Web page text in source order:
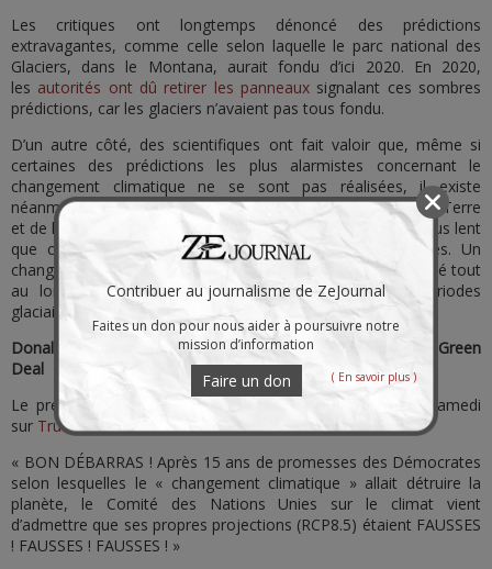
Les critiques ont longtemps dénoncé des prédictions
extravagantes, comme celle selon laquelle le parc national des
Glaciers, dans le Montana, aurait fondu d’ici 2020. En 2020,
les autorités ont dû retirer les panneaux signalant ces sombres
prédictions, car les glaciers n’avaient pas tous fondu.
D’un autre côté, des scientifiques ont fait valoir que, même si
certaines des prédictions les plus alarmistes concernant le
changement climatique ne se sont pas réalisées, il existe
néanmoins de nombreuses preuves du réchauffement de la Terre
et de la fonte des calottes glaciaires, bien qu’à un rythme plus lent
que certaines des prévisions les plus tristement célèbres. Un
changement du climat sur le long terme comme il en a existé tout
au long de l’histoire du climat qui a oscillé entre périodes
glaciaires et périodes plus chaudes.
Donald Trump savoure sa victoire sur les khmers verts du Green
Deal
Le président des Etats-Unis a donc savouré sa victoire samedi
sur Truth Social
« BON DÉBARRAS ! Après 15 ans de promesses des Démocrates
selon lesquelles le « changement climatique » allait détruire la
planète, le Comité des Nations Unies sur le climat vient
d’admettre que ses propres projections (RCP8.5) étaient FAUSSES
! FAUSSES ! FAUSSES ! »
Contribuer au journalisme de ZeJournal
Faites un don pour nous aider à poursuivre notre
mission d’information
Faire un don ( En savoir plus )